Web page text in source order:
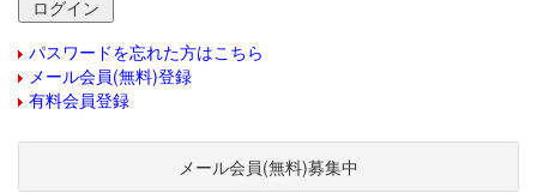
パスワードを忘れた方はこちら
メール会員(無料)登録
有料会員登録
メール会員(無料)募集中